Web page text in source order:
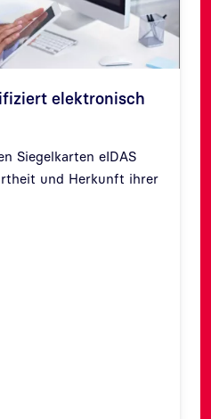
elektronisch
Siegelkarten eIDAS
und Herkunft ihrer